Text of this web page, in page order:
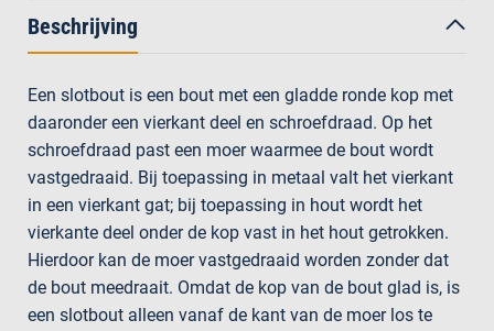
Beschrijving
Een slotbout is een bout met een gladde ronde kop met
daaronder een vierkant deel en schroefdraad. Op het
schroefdraad past een moer waarmee de bout wordt
vastgedraaid. Bij toepassing in metaal valt het vierkant
in een vierkant gat; bij toepassing in hout wordt het
vierkante deel onder de kop vast in het hout getrokken.
Hierdoor kan de moer vastgedraaid worden zonder dat
de bout meedraait. Omdat de kop van de bout glad is, is
een slotbout alleen vanaf de kant van de moer los te